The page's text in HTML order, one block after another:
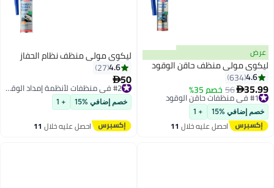
عرض
ليكوي مولي منظف حاقن الوقود
4.6
634
35.99
56 خصم 35% #1 في منظفات حاقن الوقود
توصيل مجاني
#1 في منظفات حاقن الوقود
خصم إضافي %15 + 1
احصل عليه خلال 11
ليكوي مولي منظف نظام الحفاز
4.6
27
50
توصيل مجاني
خصم إضافي %15 + 1
احصل عليه خلال 11